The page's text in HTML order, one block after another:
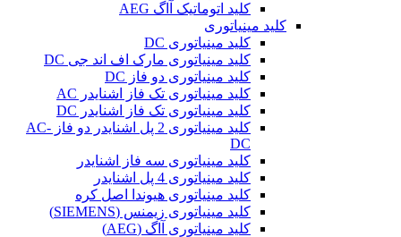
کلید اتوماتیک آاگ AEG
کلید مینیاتوری
کلید مینیاتوری DC
کلید مینیاتوری مارک اف اند جی DC
کلید مینیاتوری دو فاز DC
کلید مینیاتوری تک فاز اشنایدر AC
کلید مینیاتوری تک فاز اشنایدر DC
کلید مینیاتوری 2 پل اشنایدر دو فاز AC-
DC
کلید مینیاتوری سه فاز اشنایدر
کلید مینیاتوری 4 پل اشنایدر
کلید مینیاتوری هیوندا اصل کره
کلید مینیاتوری زیمنس (SIEMENS)
کلید مینیاتوری آاگ (AEG)